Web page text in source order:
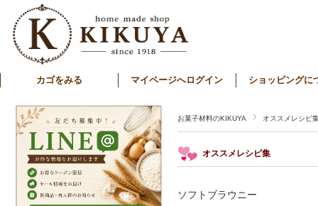
カゴをみる マイページへログイン ショッピングに
お菓子材料のKIKUYA オススメレシピ
オススメレシピ集
ソフトブラウニー